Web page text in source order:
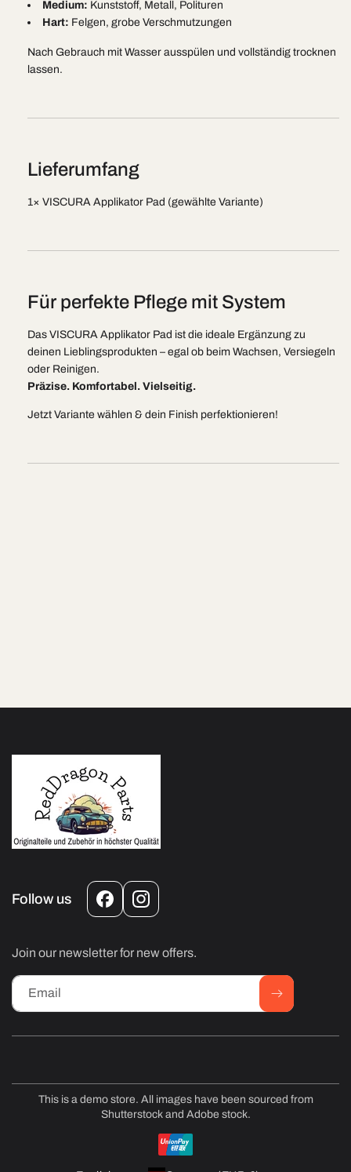
Medium: Kunststoff, Metall, Polituren
Hart: Felgen, grobe Verschmutzungen
Nach Gebrauch mit Wasser ausspülen und vollständig trocknen
lassen.
Lieferumfang
1× VISCURA Applikator Pad (gewählte Variante)
Für perfekte Pflege mit System
Das VISCURA Applikator Pad ist die ideale Ergänzung zu
deinen Lieblingsprodukten – egal ob beim Wachsen, Versiegeln
oder Reinigen.
Präzise. Komfortabel. Vielseitig.
Jetzt Variante wählen & dein Finish perfektionieren!
Follow us
FacebookInstagram
Join our newsletter for new offers.
Email
This is a demo store. All images have been sourced from
Shutterstock and Adobe stock.
Payment
methods